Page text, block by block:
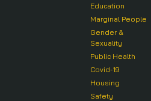
Education
Marginal People
Gender &
Sexuality
Public Health
Covid-19
Housing
Safety